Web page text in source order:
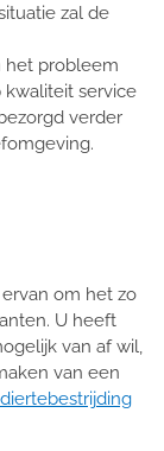
zal de
het probleem
service
verder
om het zo
U heeft
van af wil,
van een